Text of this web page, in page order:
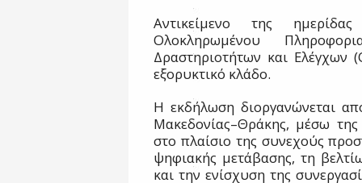
Αντικείμενο της
Ολοκληρωμένου
Δραστηριοτήτων και Ελέγχων
εξορυκτικό κλάδο.
Η εκδήλωση διοργανώνεται
Μακεδονίας–Θράκης, μέσω
στο πλαίσιο της συνεχούς
ψηφιακής μετάβασης, τη
και την ενίσχυση της